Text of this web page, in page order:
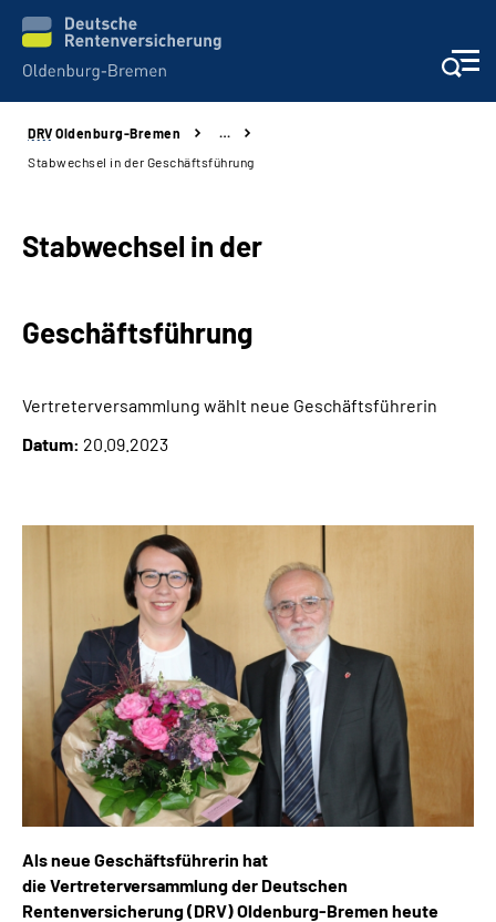
Services
Karriere
Über Uns
Leichte Sprache
Suche
Mein Kundenportal
DRV Oldenburg-Bremen
…
Stabwechsel in der Geschäftsführung
Stabwechsel in der
Geschäftsführung
Vertreterversammlung wählt neue Geschäftsführerin
Datum: 20.09.2023
Als neue Geschäftsführerin hat
die Vertreterversammlung der Deutschen
Rentenversicherung (DRV) Oldenburg-Bremen heute